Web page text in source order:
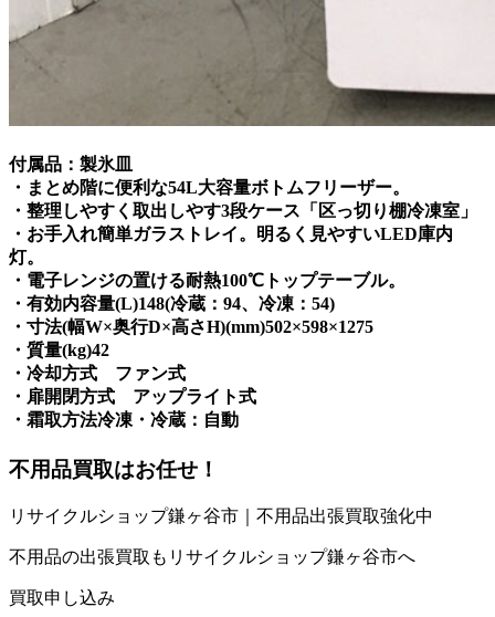
付属品：製氷皿
・まとめ階に便利な54L大容量ボトムフリーザー。
・整理しやすく取出しやす3段ケース「区っ切り棚冷凍室」
・お手入れ簡単ガラストレイ。明るく見やすいLED庫内
灯。
・電子レンジの置ける耐熱100℃トップテーブル。
・有効内容量(L)148(冷蔵：94、冷凍：54)
・寸法(幅W×奥行D×高さH)(mm)502×598×1275
・質量(kg)42
・冷却方式 ファン式
・扉開閉方式 アップライト式
・霜取方法冷凍・冷蔵：自動
不用品買取はお任せ！
リサイクルショップ鎌ヶ谷市｜不用品出張買取強化中
不用品の出張買取もリサイクルショップ鎌ヶ谷市へ
買取申し込み